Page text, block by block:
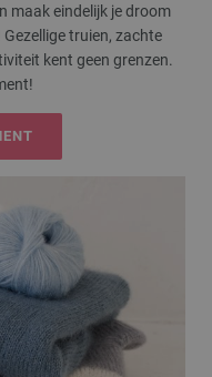
maak eindelijk je droom
truien, zachte
kent geen grenzen.